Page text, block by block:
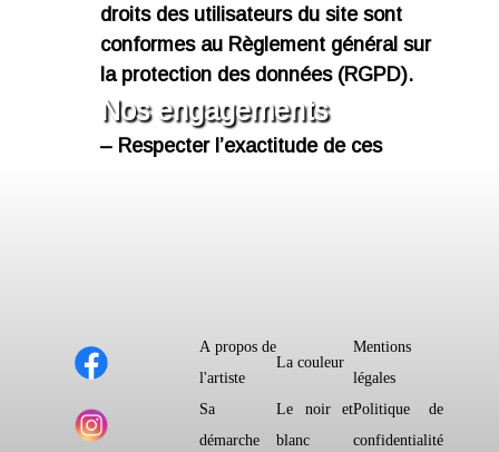
droits des utilisateurs du site sont
conformes au Règlement général sur
la protection des données (RGPD).
Nos engagements
– Respecter l’exactitude de ces
au regard des finalités pour lesquelles
elles sont traitées.
– Garantir une sécurité appropriée de
ces données, y compris la protection
A propos de
l'artiste
La couleur
Mentions
légales
Sa
démarche
Le noir et
blanc
Politique de
confidentialité